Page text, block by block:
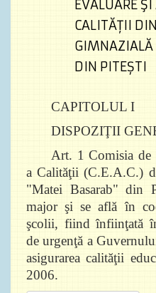
EVALUARE
CALITĂŢII
DIN PITEȘTI
CAPITOLUL I
DISPOZIŢII
Art. 1 Comisia de
a Calităţii (C.E.A.C.)
"Matei Basarab" din
major şi se află în
şcolii, fiind înfiinţată
de urgenţă a
asigurarea calităţii
2006.